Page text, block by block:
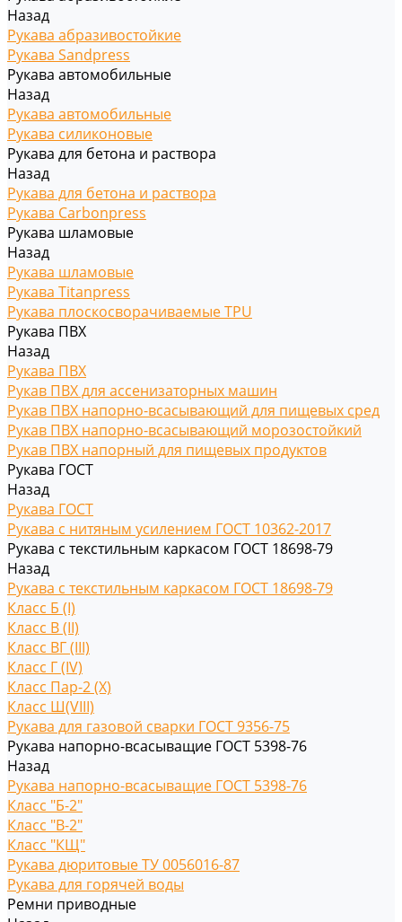
Назад
Рукава абразивостойкие
Рукава Sandpress
Рукава автомобильные
Назад
Рукава автомобильные
Рукава силиконовые
Рукава для бетона и раствора
Назад
Рукава для бетона и раствора
Рукава Carbonpress
Рукава шламовые
Назад
Рукава шламовые
Рукава Titanpress
Рукава плоскосворачиваемые TPU
Рукава ПВХ
Назад
Рукава ПВХ
Рукав ПВХ для ассенизаторных машин
Рукав ПВХ напорно-всасывающий для пищевых сред
Рукав ПВХ напорно-всасывающий морозостойкий
Рукав ПВХ напорный для пищевых продуктов
Рукава ГОСТ
Назад
Рукава ГОСТ
Рукава с нитяным усилением ГОСТ 10362-2017
Рукава с текстильным каркасом ГОСТ 18698-79
Назад
Рукава с текстильным каркасом ГОСТ 18698-79
Класс Б (I)
Класс В (II)
Класс ВГ (III)
Класс Г (IV)
Класс Пар-2 (X)
Класс Ш(VIII)
Рукава для газовой сварки ГОСТ 9356-75
Рукава напорно-всасыващие ГОСТ 5398-76
Назад
Рукава напорно-всасыващие ГОСТ 5398-76
Класс "Б-2"
Класс "В-2"
Класс "КЩ"
Рукава дюритовые ТУ 0056016-87
Рукава для горячей воды
Ремни приводные